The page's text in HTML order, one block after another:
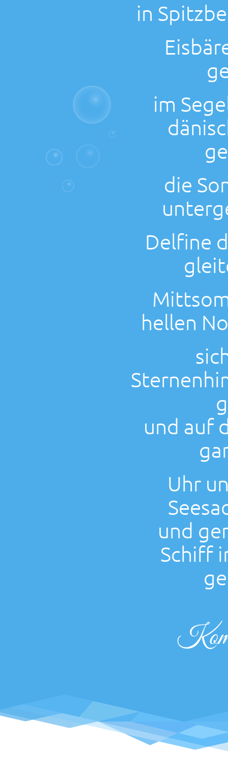
in
im
die
Delfine
hellen
und auf
Uhr
und
Schiff